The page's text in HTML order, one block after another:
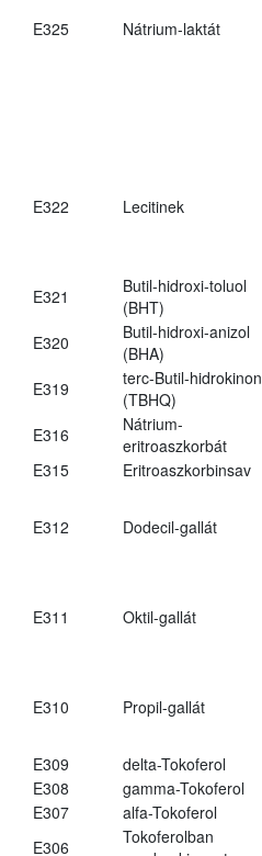
E325 Nátrium-laktát
E322 Lecitinek
E321
Butil-hidroxi-toluol
(BHT)
E320
Butil-hidroxi-anizol
(BHA)
E319
terc-Butil-hidrokinon
(TBHQ)
E316
Nátrium-
eritroaszkorbát
E315
Eritroaszkorbinsav
E312 Dodecil-gallát
E311 Oktil-gallát
E310 Propil-gallát
E309
delta-Tokoferol
E308
gamma-Tokoferol
E307
alfa-Tokoferol
E306
Tokoferolban